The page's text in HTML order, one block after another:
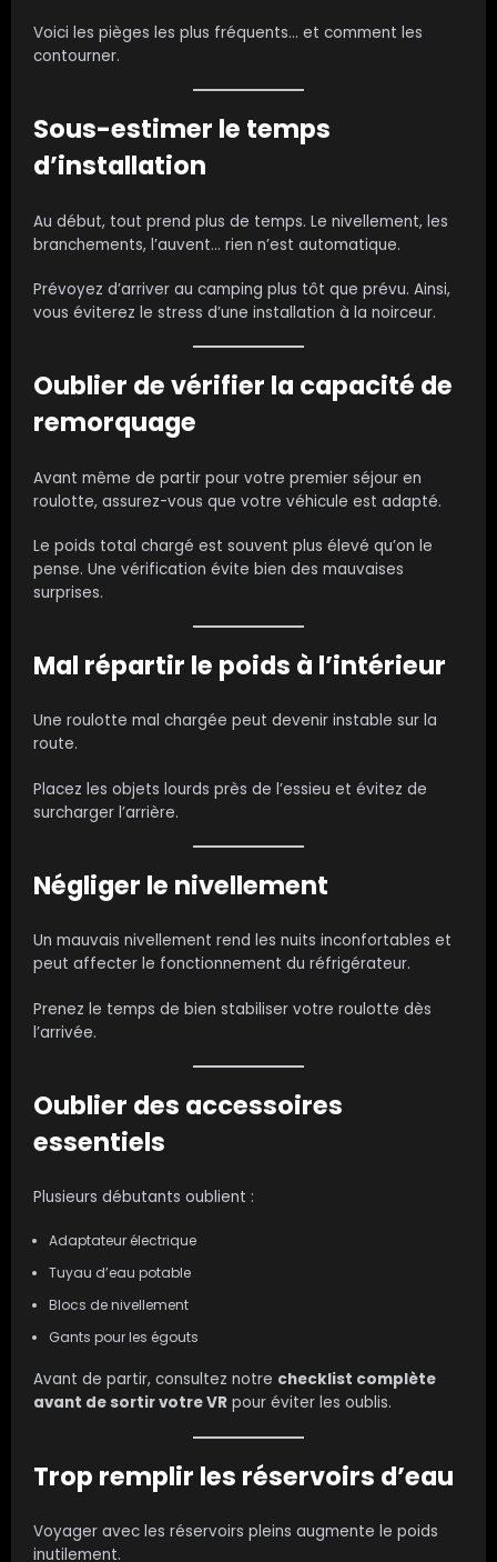
Voici les pièges les plus fréquents… et comment les
contourner.
Sous-estimer le temps
d’installation
Au début, tout prend plus de temps. Le nivellement, les
branchements, l’auvent… rien n’est automatique.
Prévoyez d’arriver au camping plus tôt que prévu. Ainsi,
vous éviterez le stress d’une installation à la noirceur.
Oublier de vérifier la capacité de
remorquage
Avant même de partir pour votre premier séjour en
roulotte, assurez-vous que votre véhicule est adapté.
Le poids total chargé est souvent plus élevé qu’on le
pense. Une vérification évite bien des mauvaises
surprises.
Mal répartir le poids à l’intérieur
Une roulotte mal chargée peut devenir instable sur la
route.
Placez les objets lourds près de l’essieu et évitez de
surcharger l’arrière.
Négliger le nivellement
Un mauvais nivellement rend les nuits inconfortables et
peut affecter le fonctionnement du réfrigérateur.
Prenez le temps de bien stabiliser votre roulotte dès
l’arrivée.
Oublier des accessoires
essentiels
Plusieurs débutants oublient :
Adaptateur électrique
Tuyau d’eau potable
Blocs de nivellement
Gants pour les égouts
Avant de partir, consultez notre checklist complète
avant de sortir votre VR pour éviter les oublis.
Trop remplir les réservoirs d’eau
Voyager avec les réservoirs pleins augmente le poids
inutilement.